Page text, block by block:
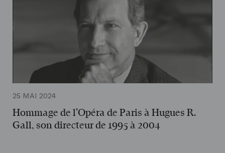
25 MAI 2024
Hommage de l'Opéra de Paris à Hugues R.
Gall, son directeur de 1995 à 2004